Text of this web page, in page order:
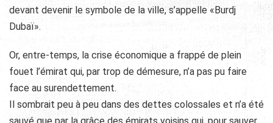
devant devenir le symbole de la ville, s’appelle «Burdj
Dubaï».
Or, entre-temps, la crise économique a frappé de plein
fouet l’émirat qui, par trop de démesure, n’a pas pu faire
face au surendettement.
Il sombrait peu à peu dans des dettes colossales et n’a été